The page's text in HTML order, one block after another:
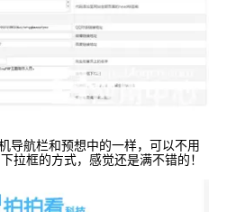
导航栏和预想中的一样，可以不用
拉框的方式，感觉还是满不错的！